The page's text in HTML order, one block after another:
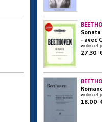
- avec
violon et
27.30
violon et
18.00